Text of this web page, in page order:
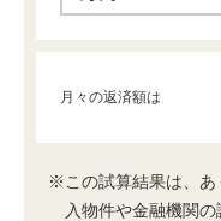
月々の返済額は
※この試算結果は、あ
入物件や金融機関